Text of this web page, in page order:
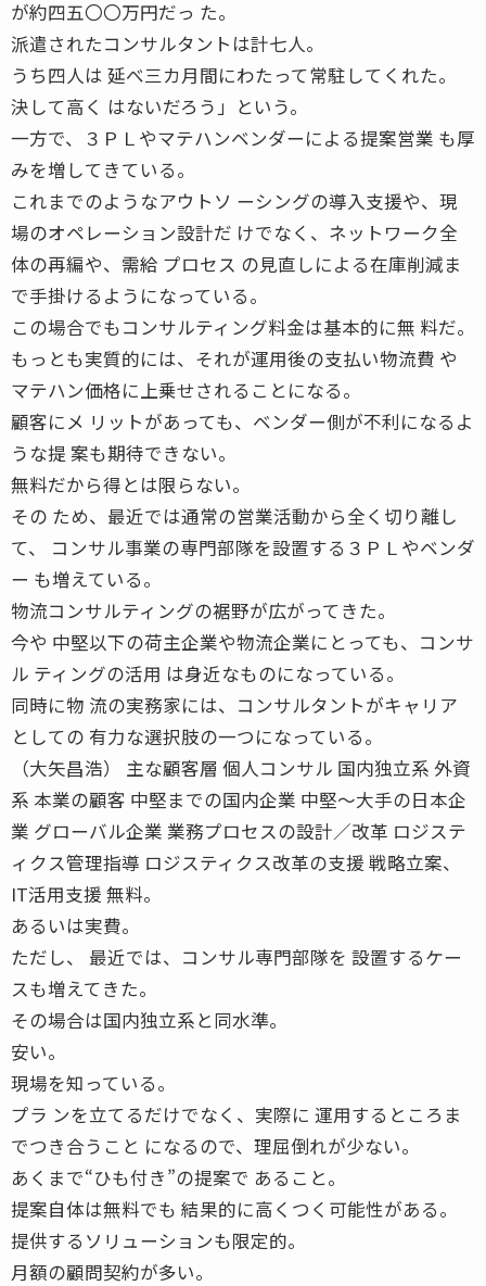
が約四五〇〇万円だっ た。
派遣されたコンサルタントは計七人。
うち四人は 延べ三カ月間にわたって常駐してくれた。
決して高く はないだろう」という。
一方で、３ＰＬやマテハンベンダーによる提案営業 も厚
みを増してきている。
これまでのようなアウトソ ーシングの導入支援や、現
場のオペレーション設計だ けでなく、ネットワーク全
体の再編や、需給 プロセス の見直しによる在庫削減ま
で手掛けるようになっている。
この場合でもコンサルティング料金は基本的に無 料だ。
もっとも実質的には、それが運用後の支払い物流費 や
マテハン価格に上乗せされることになる。
顧客にメ リットがあっても、ベンダー側が不利になるよ
うな提 案も期待できない。
無料だから得とは限らない。
その ため、最近では通常の営業活動から全く切り離し
て、 コンサル事業の専門部隊を設置する３ＰＬやベンダ
ー も増えている。
物流コンサルティングの裾野が広がってきた。
今や 中堅以下の荷主企業や物流企業にとっても、コンサ
ル ティングの活用 は身近なものになっている。
同時に物 流の実務家には、コンサルタントがキャリア
としての 有力な選択肢の一つになっている。
（大矢昌浩） 主な顧客層 個人コンサル 国内独立系 外資
系 本業の顧客 中堅までの国内企業 中堅〜大手の日本企
業 グローバル企業 業務プロセスの設計／改革 ロジステ
ィクス管理指導 ロジスティクス改革の支援 戦略立案、
IT活用支援 無料。
あるいは実費。
ただし、 最近では、コンサル専門部隊を 設置するケー
スも増えてきた。
その場合は国内独立系と同水準。
安い。
現場を知っている。
プラ ンを立てるだけでなく、実際に 運用するところま
でつき合うこと になるので、理屈倒れが少ない。
あくまで“ひも付き”の提案で あること。
提案自体は無料でも 結果的に高くつく可能性がある。
提供するソリューションも限定的。
月額の顧問契約が多い。